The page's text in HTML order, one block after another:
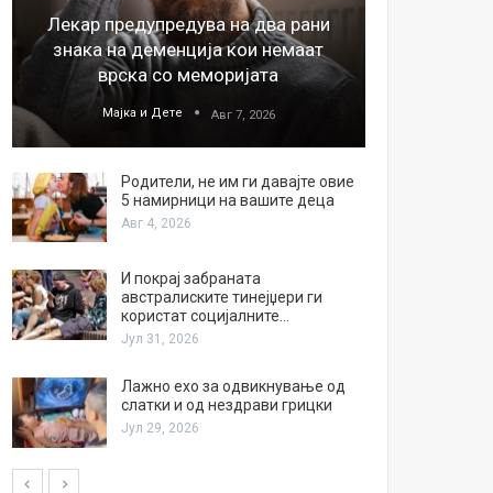
Лекар предупредува на два рани
знака на деменција кои немаат
врска со меморијата
Мајка и Дете Авг 7, 2026
Родители, не им ги давајте овие
5 намирници на вашите деца
Авг 4, 2026
И покрај забраната
австралиските тинејџери ги
користат социјалните…
Јул 31, 2026
Лажно ехо за одвикнување од
слатки и од нездрави грицки
Јул 29, 2026